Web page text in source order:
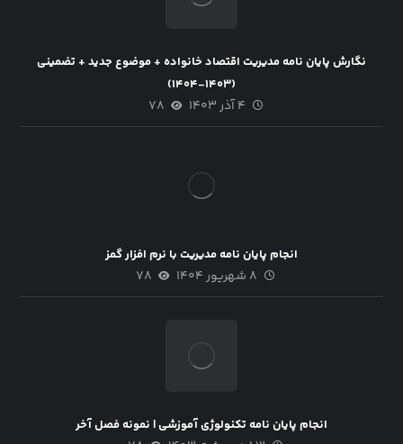
نگارش پایان نامه مدیریت اقتصاد خانواده + موضوع جدید + تضمینی
(۱۴۰۳-۱۴۰۴)
۴ آذر ۱۴۰۳ ۷۸
انجام پایان نامه مدیریت با نرم افزار گمز
۸ شهریور ۱۴۰۴ ۷۸
انجام پایان نامه تکنولوژی آموزشی | نمونه فصل آخر